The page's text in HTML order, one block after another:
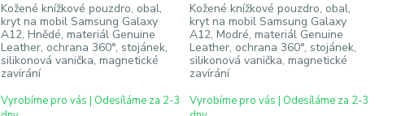
Kožené knížkové pouzdro, obal,
kryt na mobil Samsung Galaxy
A12, Hnědé, materiál Genuine
Leather, ochrana 360°, stojánek,
silikonová vanička, magnetické
zavírání
Vyrobíme pro vás | Odesíláme za 2-3
Kožené knížkové pouzdro, obal,
kryt na mobil Samsung Galaxy
A12, Modré, materiál Genuine
Leather, ochrana 360°, stojánek,
silikonová vanička, magnetické
zavírání
Vyrobíme pro vás | Odesíláme za 2-3